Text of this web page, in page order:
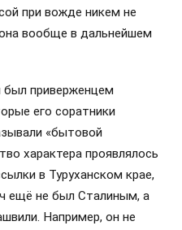
при вожде никем не
вообще в дальнейшем
приверженцем
его соратники
«бытовой
характера проявлялось
в Туруханском крае,
ещё не был Сталиным, а
Например, он не